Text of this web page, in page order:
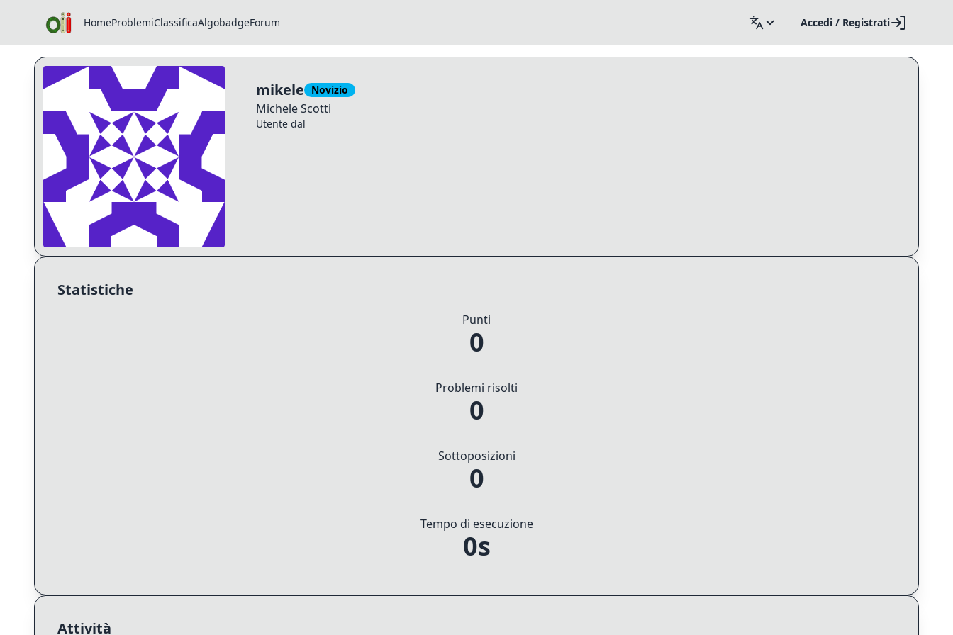
HomeProblemiClassificaAlgobadgeForum Accedi / Registrati
Profilo di mikele
mikele Novizio
MicheleScotti
Utente dal
Statistiche
Punti
0
Problemi risolti
0
Sottoposizioni
0
Tempo di esecuzione
0s
Attività